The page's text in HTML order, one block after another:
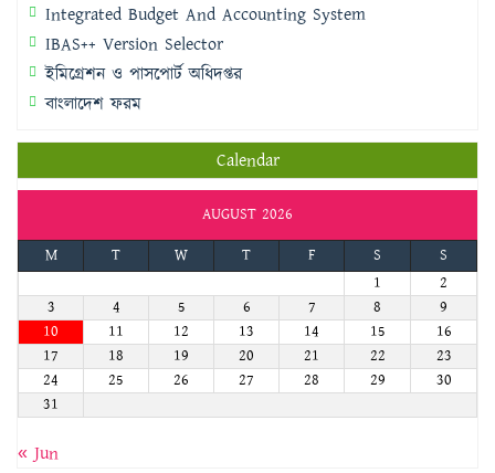
Integrated Budget And Accounting System
IBAS++ Version Selector
ইমিগ্রেশন ও পাসপোর্ট অধিদপ্তর
বাংলাদেশ ফরম
Calendar
AUGUST 2026
M
T W T F S
S
1
2
3
4 5 6 7 8
9
10
11 12 13 14 15
16
17
18 19 20 21 22
23
24
25 26 27 28 29
30
31
« Jun